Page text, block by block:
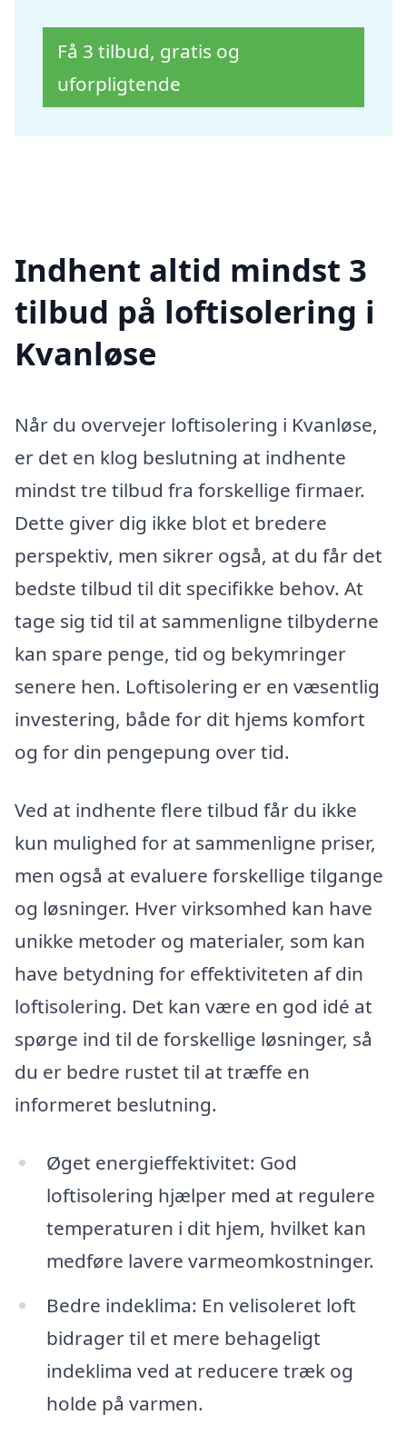
Få 3 tilbud, gratis og
uforpligtende
Indhent altid mindst 3
tilbud på loftisolering i
Kvanløse
Når du overvejer loftisolering i Kvanløse,
er det en klog beslutning at indhente
mindst tre tilbud fra forskellige firmaer.
Dette giver dig ikke blot et bredere
perspektiv, men sikrer også, at du får det
bedste tilbud til dit specifikke behov. At
tage sig tid til at sammenligne tilbyderne
kan spare penge, tid og bekymringer
senere hen. Loftisolering er en væsentlig
investering, både for dit hjems komfort
og for din pengepung over tid.
Ved at indhente flere tilbud får du ikke
kun mulighed for at sammenligne priser,
men også at evaluere forskellige tilgange
og løsninger. Hver virksomhed kan have
unikke metoder og materialer, som kan
have betydning for effektiviteten af din
loftisolering. Det kan være en god idé at
spørge ind til de forskellige løsninger, så
du er bedre rustet til at træffe en
informeret beslutning.
Øget energieffektivitet: God
loftisolering hjælper med at regulere
temperaturen i dit hjem, hvilket kan
medføre lavere varmeomkostninger.
Bedre indeklima: En velisoleret loft
bidrager til et mere behageligt
indeklima ved at reducere træk og
holde på varmen.